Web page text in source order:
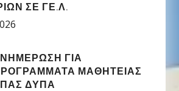
ΣΕ ΓΕ.Λ.
ΓΙΑ
ΜΑΘΗΤΕΙΑΣ
ΔΥΠΑ